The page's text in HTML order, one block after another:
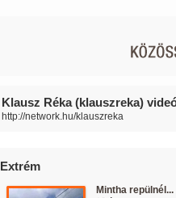
Klausz Réka (klauszreka)
http://network.hu/klauszreka
Extrém
Mintha repülnél...